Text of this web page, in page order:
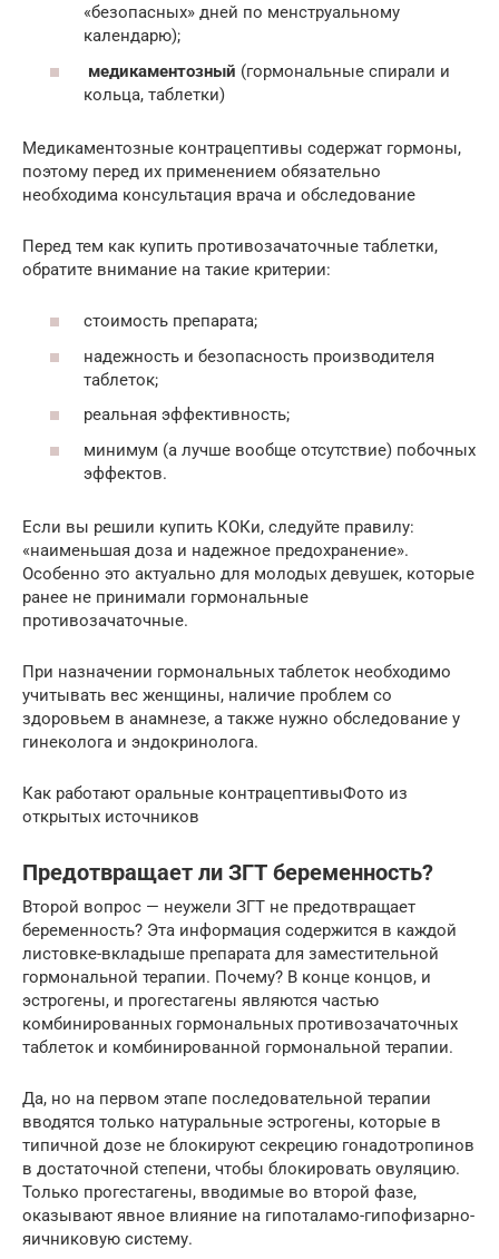
«безопасных» дней по менструальному
календарю);
медикаментозный (гормональные спирали и
кольца, таблетки)
Медикаментозные контрацептивы содержат гормоны,
поэтому перед их применением обязательно
необходима консультация врача и обследование
Перед тем как купить противозачаточные таблетки,
обратите внимание на такие критерии:
стоимость препарата;
надежность и безопасность производителя
таблеток;
реальная эффективность;
минимум (а лучше вообще отсутствие) побочных
эффектов.
Если вы решили купить КОКи, следуйте правилу:
«наименьшая доза и надежное предохранение».
Особенно это актуально для молодых девушек, которые
ранее не принимали гормональные
противозачаточные.
При назначении гормональных таблеток необходимо
учитывать вес женщины, наличие проблем со
здоровьем в анамнезе, а также нужно обследование у
гинеколога и эндокринолога.
Как работают оральные контрацептивыФото из
открытых источников
Предотвращает ли ЗГТ беременность?
Второй вопрос — неужели ЗГТ не предотвращает
беременность? Эта информация содержится в каждой
листовке-вкладыше препарата для заместительной
гормональной терапии. Почему? В конце концов, и
эстрогены, и прогестагены являются частью
комбинированных гормональных противозачаточных
таблеток и комбинированной гормональной терапии.
Да, но на первом этапе последовательной терапии
вводятся только натуральные эстрогены, которые в
типичной дозе не блокируют секрецию гонадотропинов
в достаточной степени, чтобы блокировать овуляцию.
Только прогестагены, вводимые во второй фазе,
оказывают явное влияние на гипоталамо-гипофизарно-
яичниковую систему.